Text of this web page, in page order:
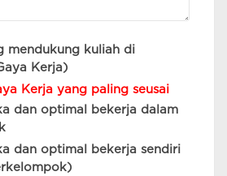
mendukung kuliah di
Kerja)
Kerja yang paling seusai
dan optimal bekerja dalam
dan optimal bekerja sendiri